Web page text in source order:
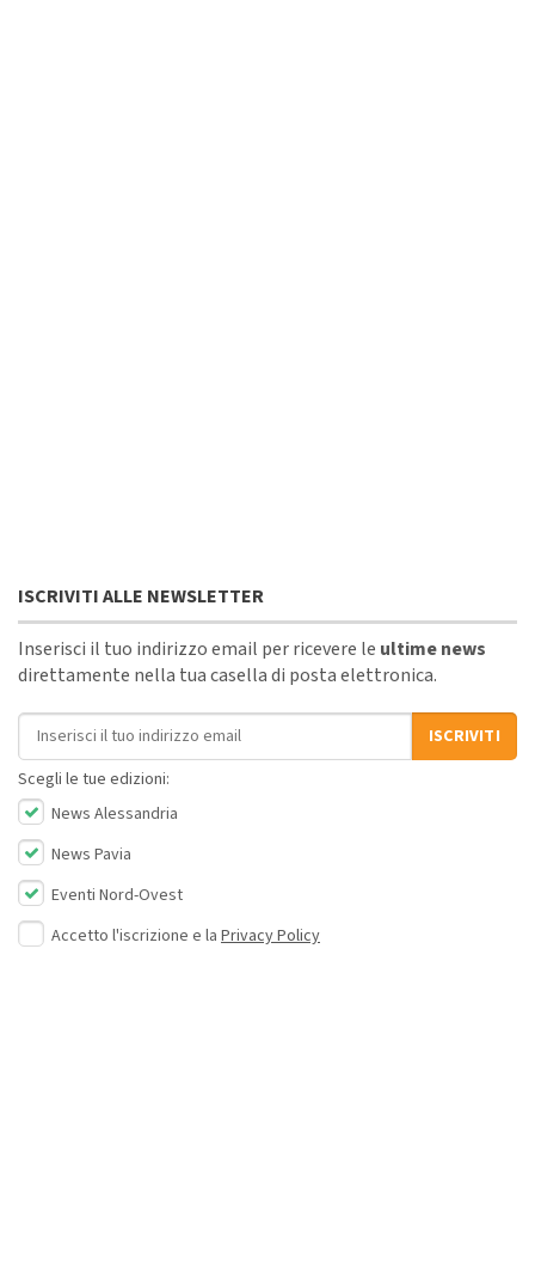
ISCRIVITI ALLE NEWSLETTER
Inserisci il tuo indirizzo email per ricevere le ultime news
direttamente nella tua casella di posta elettronica.
Indirizzo email
ISCRIVITI
Scegli le tue edizioni:
News Alessandria
News Pavia
Eventi Nord-Ovest
Accetto l'iscrizione e la Privacy Policy